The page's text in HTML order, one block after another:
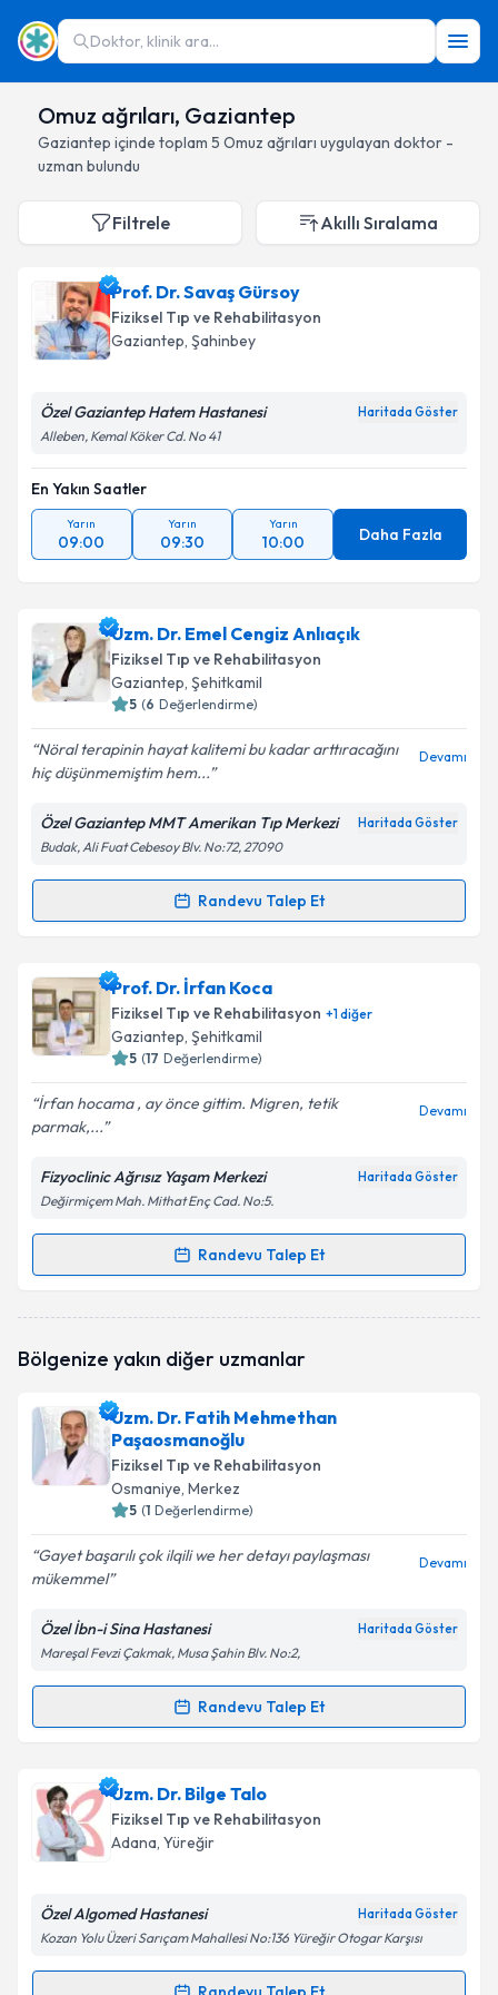
Doktor, klinik ara...
Omuz ağrıları, Gaziantep
Gaziantep içinde toplam 5 Omuz ağrıları uygulayan doktor -
uzman bulundu
Filtrele Akıllı Sıralama
Prof. Dr. Savaş Gürsoy
Fiziksel Tıp ve Rehabilitasyon
Gaziantep, Şahinbey
Özel Gaziantep Hatem Hastanesi Haritada Göster
Alleben, Kemal Köker Cd. No 41
En Yakın Saatler
Yarın
09:00
Yarın
09:30
Yarın
10:00 Daha Fazla
Uzm. Dr. Emel Cengiz Anlıaçık
Fiziksel Tıp ve Rehabilitasyon
Gaziantep, Şehitkamil
5 (6 Değerlendirme)
Nöral terapinin hayat kalitemi bu kadar arttıracağını
hiç düşünmemiştim hem...
Devamı
Özel Gaziantep MMT Amerikan Tıp Merkezi Haritada Göster
Budak, Ali Fuat Cebesoy Blv. No:72, 27090
Randevu Talep Et
Randevu Takvimi Talebi
Uzm. Dr. Emel Cengiz Anlıaçık
talebi oluşturun. Size bu uzmandan randevu almanız
için bir takvim hazırlandığında e-posta ile
bilgilendireceğiz.
E-posta Adresiniz
Kişisel verilerimin işlenmesine ilişkin
Metni'ni okudum ve kişisel verilerimin belirtilen
kapsamda işlenmesini kabul ediyorum.
Takvim Talebini Gönder
Prof. Dr. İrfan Koca
Fiziksel Tıp ve Rehabilitasyon +1diğer
Gaziantep, Şehitkamil
5 (17 Değerlendirme)
İrfan hocama , ay önce gittim. Migren, tetik
parmak,...
Devamı
Fizyoclinic Ağrısız Yaşam Merkezi Haritada Göster
Değirmiçem Mah. Mithat Enç Cad. No:5.
Randevu Talep Et
Randevu Takvimi Talebi
oluşturun. Size bu uzmandan randevu almanız için bir
E-posta Adresiniz
Kişisel verilerimin işlenmesine ilişkinAydınlatma
Metni'ni okudum ve kişisel verilerimin belirtilen
kapsamda işlenmesini kabul ediyorum.
Takvim Talebini Gönder
Bölgenize yakın diğer uzmanlar
Uzm. Dr. Fatih Mehmethan
Paşaosmanoğlu
Fiziksel Tıp ve Rehabilitasyon
Osmaniye, Merkez
5 (1 Değerlendirme)
Gayet başarılı çok ilqili we her detayı paylaşması
mükemmel
Devamı
Özel İbn-i Sina Hastanesi Haritada Göster
Mareşal Fevzi Çakmak, Musa Şahin Blv. No:2,
Randevu Talep Et
Randevu Takvimi Talebi
Uzm. Dr. Fatih Mehmethan Paşaosmanoğlu
randevu takvimi talebi oluşturun. Size bu uzmandan
randevu almanız için bir takvim hazırlandığında e-
posta ile bilgilendireceğiz.
Uzm. Dr. Bilge Talo
Fiziksel Tıp ve Rehabilitasyon
Adana, Yüreğir
Özel Algomed Hastanesi Haritada Göster
Kozan Yolu Üzeri Sarıçam Mahallesi No:136 Yüreğir Otogar Karşısı